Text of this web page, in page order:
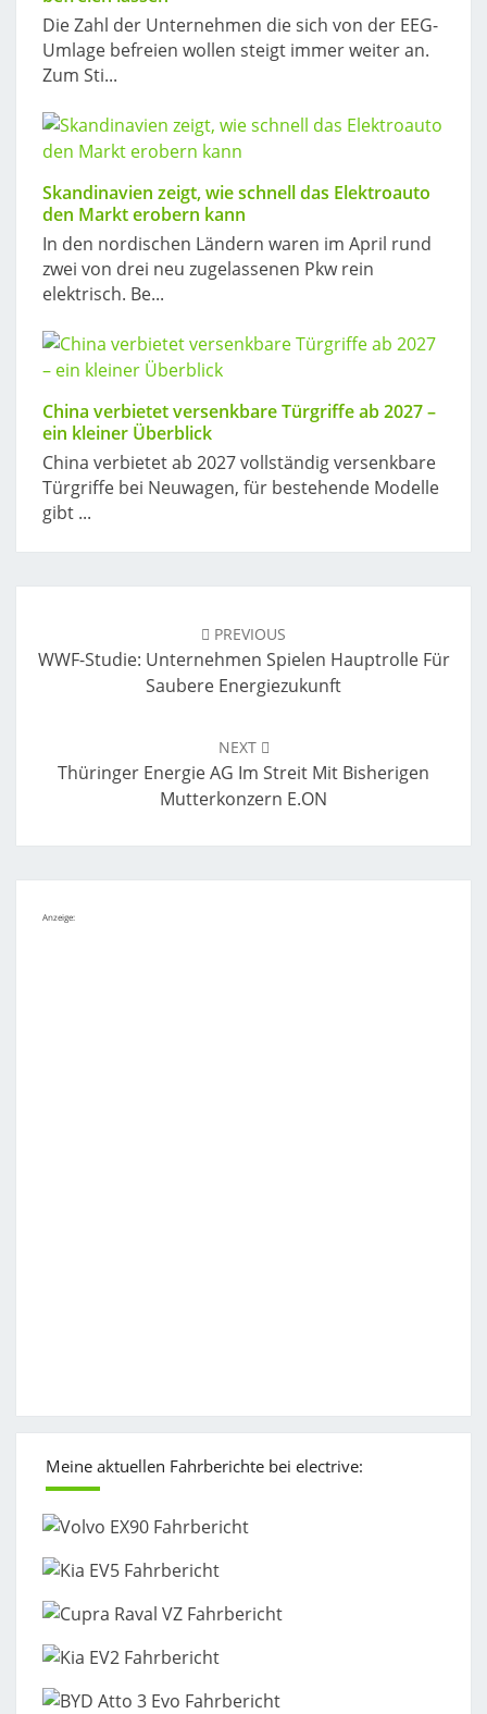
Die Zahl der Unternehmen die sich von der EEG-
Umlage befreien wollen steigt immer weiter an.
Zum Sti...
Skandinavien zeigt, wie schnell das Elektroauto
den Markt erobern kann
In den nordischen Ländern waren im April rund
zwei von drei neu zugelassenen Pkw rein
elektrisch. Be...
China verbietet versenkbare Türgriffe ab 2027 –
ein kleiner Überblick
China verbietet ab 2027 vollständig versenkbare
Türgriffe bei Neuwagen, für bestehende Modelle
gibt ...
PREVIOUS
WWF-Studie: Unternehmen Spielen Hauptrolle Für
Saubere Energiezukunft
NEXT
Thüringer Energie AG Im Streit Mit Bisherigen
Mutterkonzern E.ON
Anzeige:
Meine aktuellen Fahrberichte bei electrive: